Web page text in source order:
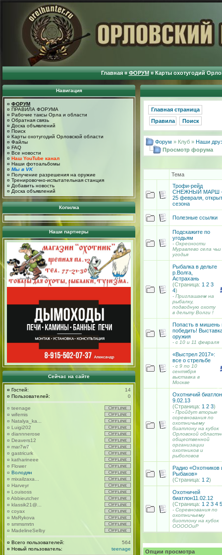
Главная ¤ ФОРУМ ¤ Карты охотугодий
Навигация
¤ ФОРУМ
¤ ПРАВИЛА ФОРУМА
¤ Рабочие таксы Орла и области
¤ Обратная связь
¤ Доска объявлений
¤ Поиск
¤ Карты охотугодий Орловской области
¤ Файлы
¤ FAQ
¤ Все новости
¤ Наш YouTube канал
¤ Наши фотоальбомы
¤ Мы в VK
¤ Получение разрешения на оружие
¤ Тренировочно-испытательная станция
¤ Добавить новость
¤ Доска объявлений
Копилка
Наши партнеры
Сейчас на сайте
¤ Гостей:
14
¤ Пользователей: 0
¤ teenage
¤ wifemis
¤ Natalya_ka...
¤ Luigi202
¤ diannnerose
¤ Deavers12
¤ mar7w7
¤ gastricurk
¤ katharineee
¤ Flower
¤ Володян
¤ mixailzaxa...
¤ Harveyr
¤ Louisoss
¤ Abbieutcher
¤ klassik21@...
¤ coyax
¤ MsRykova
¤ smmsmrtn
¤ MadelineSelby
¤ Всего пользователей:
564
¤ Новый пользователь: teenage
Главная страница
Правила
Поиск
Форум » Клуб » Наши
Просмотр форума
Тема
Трофи-рейд
СНЕЖНЫЙ МАРШ
25 февраля,
сезона
Полезные ссылки
Подскажите по
угодьям
- Окресности
Муравлево села чьи
угодья
Рыбалка в дельте
р.Волга,
Астрахань
(Страница: 1 2 3
4)
- Приглашаем на
рыбалку,
подводную охоту
в дельту Волги !
Попасть в мишень
победить!
оружия
- с 10 и 11 февраля
«Выстрел 2017»:
все о стрельбе
- с 9 по 10
сентября
выставка в
Москве
Охотничий биатлон
9.02.13
(Страница: 1 2 3)
- Пройдут вторые
соревнования по
охотничьему
биатлону на кубок
Орловской
общественной
организации
охотников и
рыболовов
Радио «Охотников
Рыбаков»
(Страница: 1 2)
Охотничей
биатлон11.02.12
(Страница: 1 2 3 4 5
- Соревнования по
охотничьему
биотлону на кубок
ОООООиР
Опции просмотра